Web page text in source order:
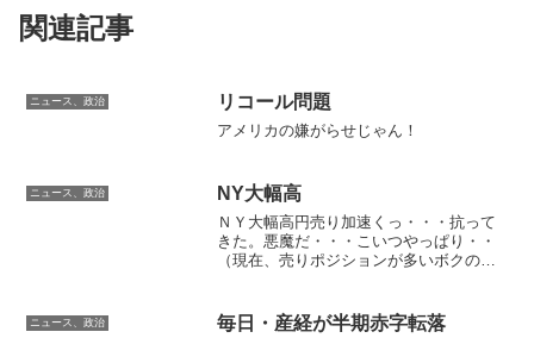
関連記事
ニュース、政治 リコール問題
アメリカの嫌がらせじゃん！
ニュース、政治 NY大幅高
ＮＹ大幅高円売り加速くっ・・・抗って
きた。悪魔だ・・・こいつやっぱり・・
（現在、売りポジションが多いボクの戯
ニュース、政治 毎日・産経が半期赤字転落